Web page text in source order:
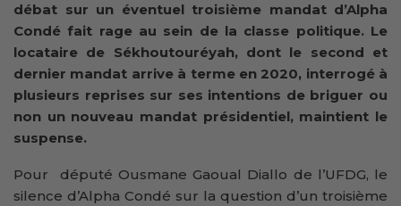
débat sur un éventuel troisième mandat d’Alpha
Condé fait rage au sein de la classe politique. Le
locataire de Sékhoutouréyah, dont le second et
dernier mandat arrive à terme en 2020, interrogé à
plusieurs reprises sur ses intentions de briguer ou
non un nouveau mandat présidentiel, maintient le
suspense.
Pour député Ousmane Gaoual Diallo de l’UFDG, le
silence d’Alpha Condé sur la question d’un troisième